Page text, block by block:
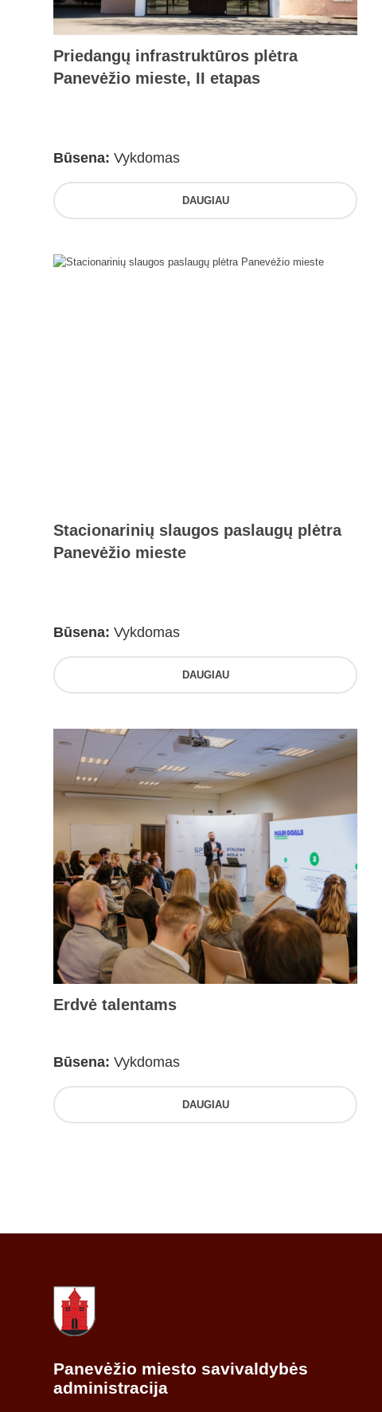
Priedangų infrastruktūros plėtra
Panevėžio mieste, II etapas
Būsena: Vykdomas
DAUGIAU
Stacionarinių slaugos paslaugų plėtra
Panevėžio mieste
Būsena: Vykdomas
DAUGIAU
Erdvė talentams
Būsena: Vykdomas
DAUGIAU
Panevėžio miesto savivaldybės
administracija